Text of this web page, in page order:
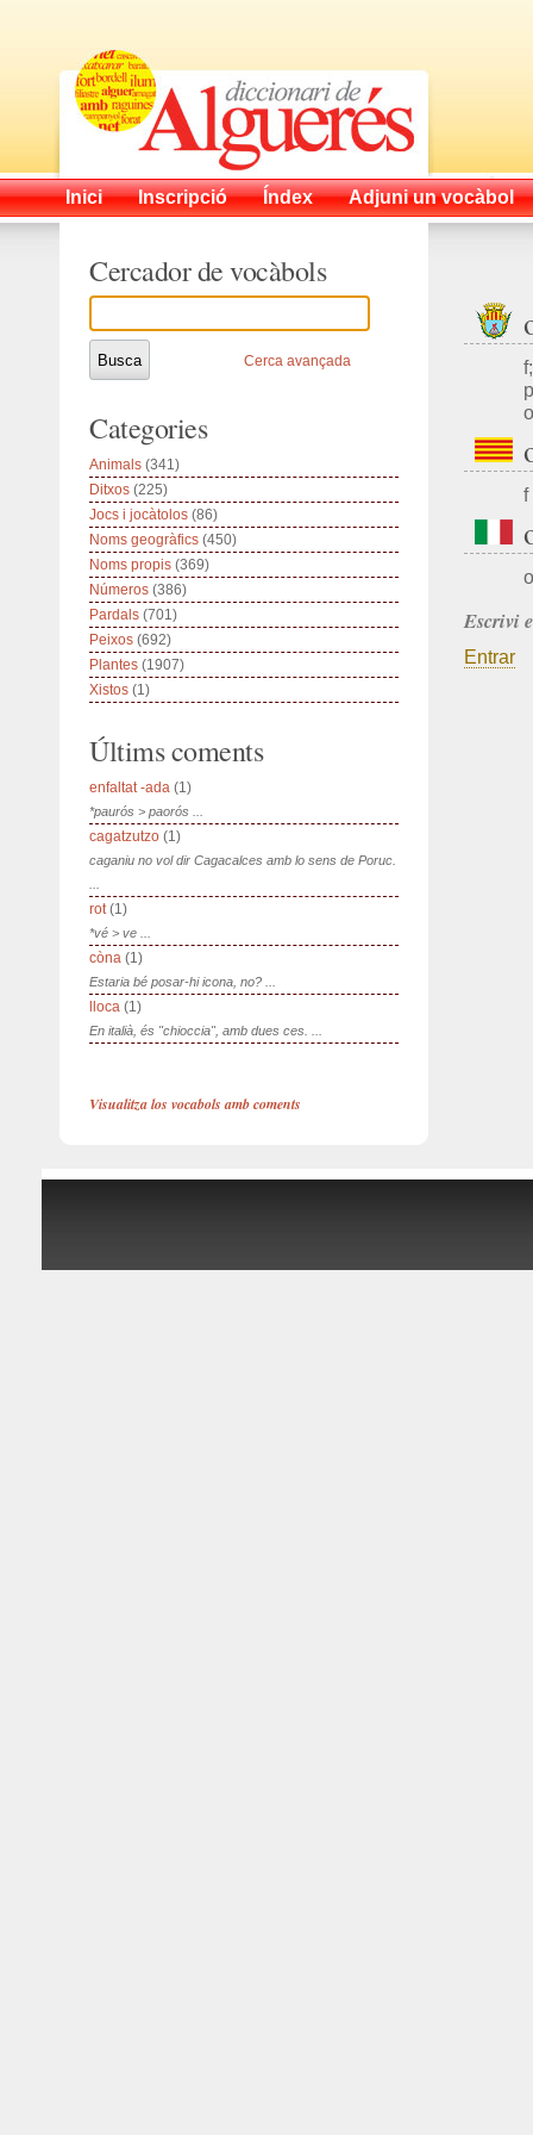
Inici Inscripció Índex Adjuni un vocàbol
f
Escrivi
Entrar
Cercador de vocàbols
Cerca avançada
Categories
Animals (341)
Ditxos (225)
Jocs i jocàtolos (86)
Noms geogràfics (450)
Noms propis (369)
Números (386)
Pardals (701)
Peixos (692)
Plantes (1907)
Xistos (1)
Últims coments
enfaltat -ada (1)
*paurós > paorós ...
cagatzutzo (1)
caganiu no vol dir Cagacalces amb lo sens de Poruc.
rot(1)
*vé > ve ...
còna (1)
Estaria bé posar-hi icona, no? ...
lloca (1)
En italià, és "chioccia", amb dues ces. ...
Visualitza los vocabols amb coments